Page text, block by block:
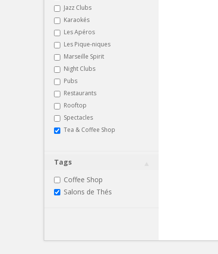
Jazz Clubs
Karaokés
Les Apéros
Les Pique-niques
Marseille Spirit
Night Clubs
Pubs
Restaurants
Rooftop
Spectacles
Tea & Coffee Shop
Tags
Coffee Shop
Salons de Thés